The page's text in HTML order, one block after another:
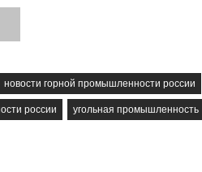
новости горной промышленности россии
россии угольная промышленность